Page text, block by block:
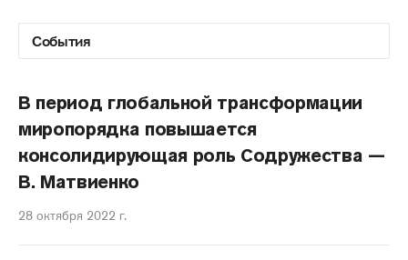
В период глобальной трансформации
миропорядка повышается
консолидирующая роль Содружества —
В. Матвиенко
28 октября 2022 г.